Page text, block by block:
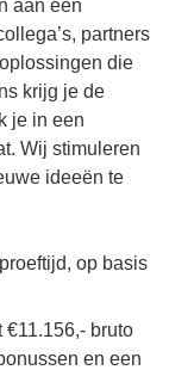
aan een
partners
die
krijg je de
je in een
Wij stimuleren
ideeën te
op basis
bruto
en een